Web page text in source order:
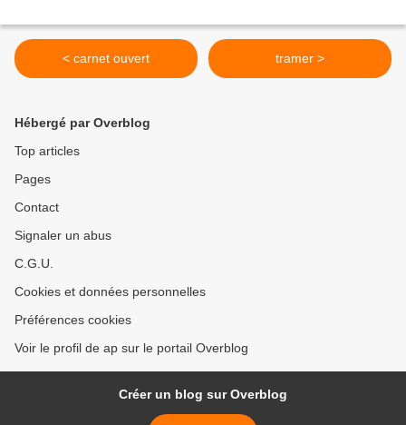
< carnet ouvert tramer >
Hébergé par Overblog
Top articles
Pages
Contact
Signaler un abus
C.G.U.
Cookies et données personnelles
Préférences cookies
Voir le profil de ap sur le portail Overblog
Créer un blog sur Overblog